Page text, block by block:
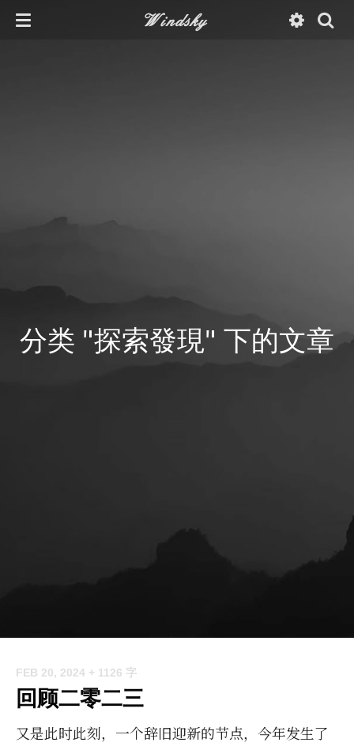
Windsky
分类 "探索發現" 下的文章
FEB 20, 2024 + 1126 字
回顾二零二三
又是此时此刻，一个辞旧迎新的节点，今年发生了